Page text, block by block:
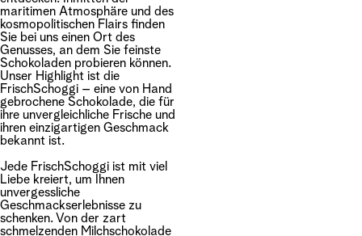
maritimen Atmosphäre und des
kosmopolitischen Flairs finden
Sie bei uns einen Ort des
Genusses, an dem Sie feinste
Schokoladen probieren können.
Unser Highlight ist die
FrischSchoggi – eine von Hand
gebrochene Schokolade, die für
ihre unvergleichliche Frische und
ihren einzigartigen Geschmack
bekannt ist.
Jede FrischSchoggi ist mit viel
Liebe kreiert, um Ihnen
unvergessliche
Geschmackserlebnisse zu
schenken. Von der zart
schmelzenden Milchschokolade